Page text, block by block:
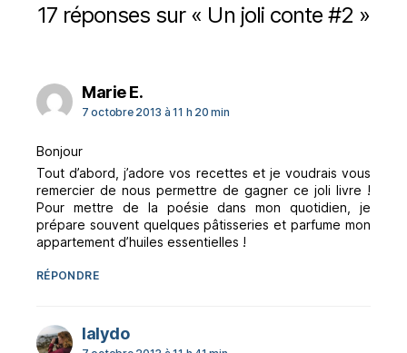
17 réponses sur « Un joli conte #2 »
Marie E.dit :
7 octobre 2013 à 11 h 20 min
Bonjour
Tout d’abord, j’adore vos recettes et je voudrais vous
remercier de nous permettre de gagner ce joli livre !
Pour mettre de la poésie dans mon quotidien, je
prépare souvent quelques pâtisseries et parfume mon
appartement d’huiles essentielles !
RÉPONDRE
lalydodit :